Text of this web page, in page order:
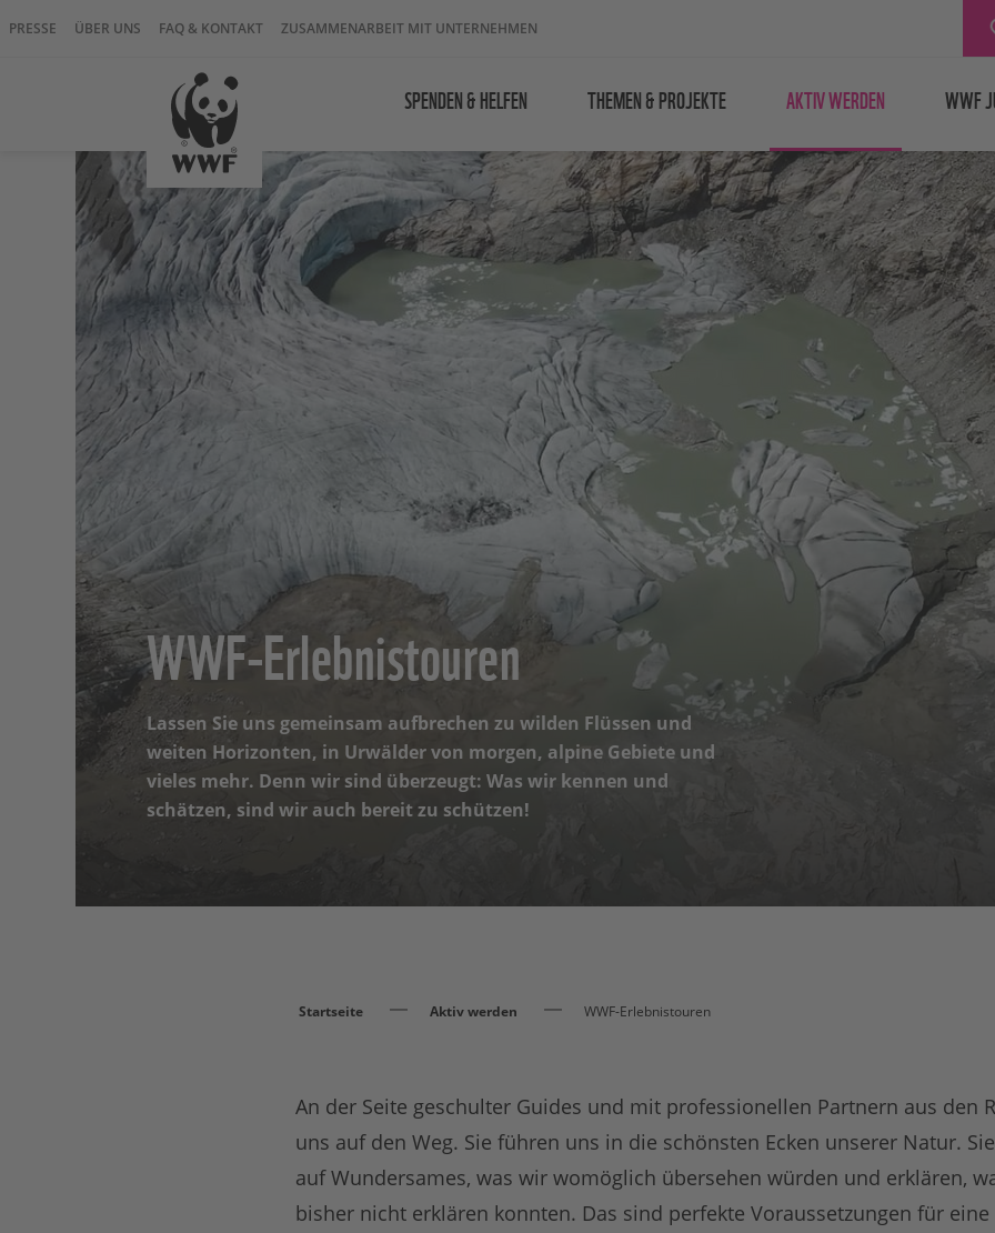
PRESSE ÜBER UNS FAQ & KONTAKT ZUSAMMENARBEIT MIT UNTERNEHMEN
SPENDEN & HELFEN THEMEN & PROJEKTE AKTIV WERDEN WWF
WWF-Erlebnistouren
Lassen Sie uns gemeinsam aufbrechen zu wilden Flüssen und
weiten Horizonten, in Urwälder von morgen, alpine Gebiete und
vieles mehr. Denn wir sind überzeugt: Was wir kennen und
schätzen, sind wir auch bereit zu schützen!
Startseite Aktiv werden WWF-Erlebnistouren
An der Seite geschulter Guides und mit professionellen Partnern aus den
uns auf den Weg. Sie führen uns in die schönsten Ecken unserer Natur.
auf Wundersames, was wir womöglich übersehen würden und erklären,
bisher nicht erklären konnten. Das sind perfekte Voraussetzungen für